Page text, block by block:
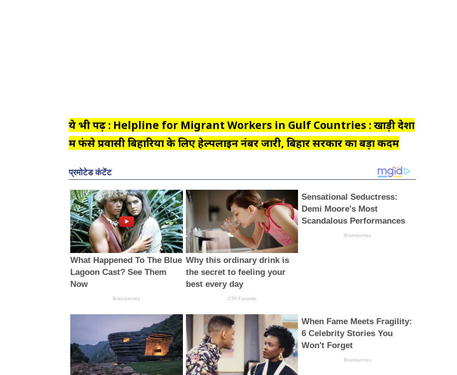
ये भी पढ़ें : Helpline for Migrant Workers in Gulf Countries : खाड़ी देशों
में फंसे प्रवासी बिहारियों के लिए हेल्पलाइन नंबर जारी, बिहार सरकार का बड़ा कदम